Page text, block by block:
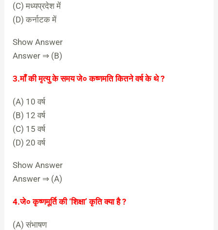
(C) मध्यप्रदेश में
(D) कर्नाटक में
Show Answer
Answer ⇒ (B)
3.माँ की मृत्यु के समय जे० कष्णमति कितने वर्ष के थे ?
(A) 10 वर्ष
(B) 12 वर्ष
(C) 15 वर्ष
(D) 20 वर्ष
Show Answer
Answer ⇒ (A)
4.जे० कृष्णमूर्ति की ‘शिक्षा’ कृति क्या है ?
(A) संभाषण